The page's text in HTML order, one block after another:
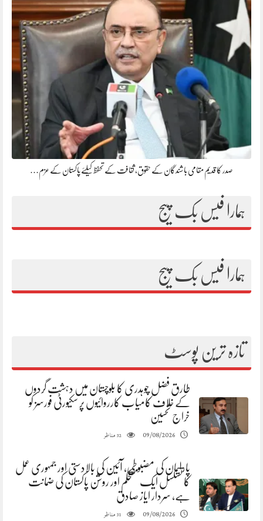
صدر کا قدیم مقامی باشندگان کے حقوق، ثقافت کے تحفظ کیلئے پاکستان کے عزم…
ہمارا فیس بک پیج
ہمارا فیس بک پیج
تازہ ترین پوسٹ
طارق فضل چوہدری کا بلوچستان میں دہشت گردوں
کے خلاف کامیاب کارروائیوں پر سکیورٹی فورسز کو
خراج تحسین
09/08/2026
32مناظر
پارلیمان کی مضبوطی، آئین کی بالادستی اور جمہوری عمل
کا تسلسل ایک مستحکم اور روشن پاکستان کی ضمانت
ہے، سردار ایاز صادق
09/08/2026
31مناظر